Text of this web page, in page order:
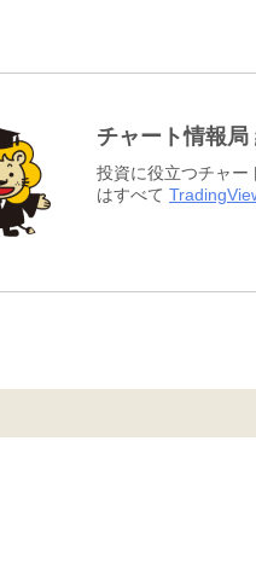
チャート情報局
投資に役立つチャー
はすべて